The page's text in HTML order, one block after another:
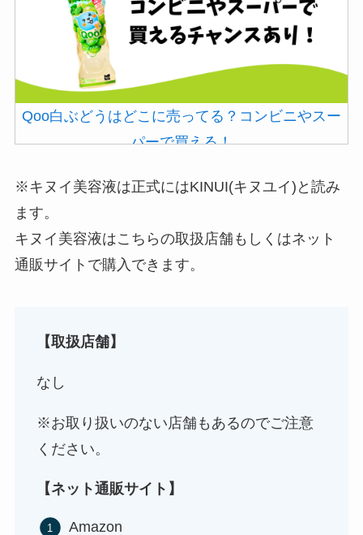
Qoo白ぶどうはどこに売ってる？コンビニやスー
パーで買える！
ストレッチポールはどこで買える？取扱店は100均
※キヌイ美容液は正式にはKINUI(キヌユイ)と読み
ます。
キヌイ美容液はこちらの取扱店舗もしくはネット
通販サイトで購入できます。
【取扱店舗】
なし
※お取り扱いのない店舗もあるのでご注意
ください。
【ネット通販サイト】
Amazon